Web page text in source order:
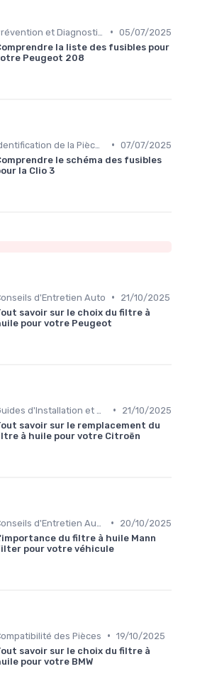
• 05/07/2025
la liste des fusibles pour
Peugeot 208
• 07/07/2025
le schéma des fusibles
la Clio 3
d'Entretien Auto •
21/10/2025
savoir sur le choix du filtre à
pour votre Peugeot
•
21/10/2025
savoir sur le remplacement du
à huile pour votre Citroën
•
20/10/2025
du filtre à huile Mann
pour votre véhicule
des Pièces • 19/10/2025
savoir sur le choix du filtre à
pour votre BMW